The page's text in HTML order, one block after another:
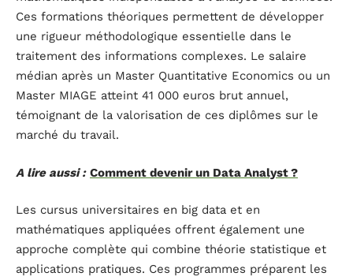
Ces formations théoriques permettent de développer
une rigueur méthodologique essentielle dans le
traitement des informations complexes. Le salaire
médian après un Master Quantitative Economics ou un
Master MIAGE atteint 41 000 euros brut annuel,
témoignant de la valorisation de ces diplômes sur le
marché du travail.
A lire aussi : Comment devenir un Data Analyst ?
Les cursus universitaires en big data et en
mathématiques appliquées offrent également une
approche complète qui combine théorie statistique et
applications pratiques. Ces programmes préparent les